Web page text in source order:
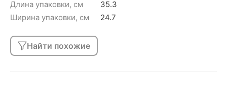
Длина упаковки, см
35.3
Ширина упаковки, см
24.7
Найти похожие